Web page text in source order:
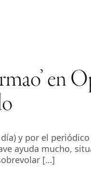
en
y por el
ayuda mucho,
[…]